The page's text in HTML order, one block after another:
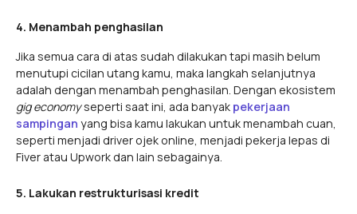
4. Menambah penghasilan
Jika semua cara di atas sudah dilakukan tapi masih belum
menutupi cicilan utang kamu, maka langkah selanjutnya
adalah dengan menambah penghasilan. Dengan ekosistem
gig economyseperti saat ini, ada banyak pekerjaan
sampingan yang bisa kamu lakukan untuk menambah cuan,
seperti menjadi driver ojek online, menjadi pekerja lepas di
Fiver atau Upwork dan lain sebagainya.
5. Lakukan restrukturisasi kredit